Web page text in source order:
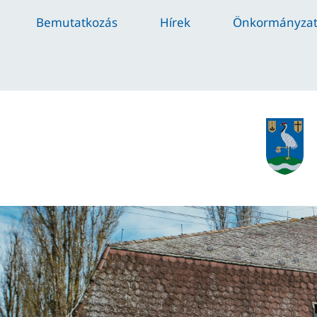
Bemutatkozás Hírek Önkormányzat